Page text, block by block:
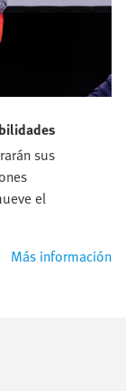
sus
el
Más información